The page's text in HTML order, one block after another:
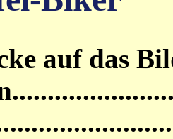
auf das